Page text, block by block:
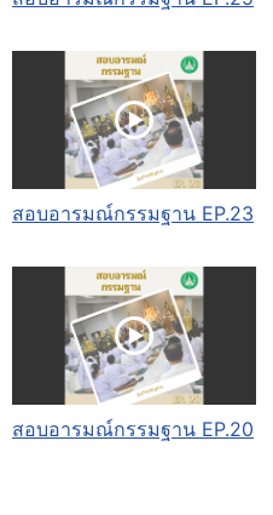
สอบอารมณ์กรรมฐาน EP.23
สอบอารมณ์กรรมฐาน EP.20